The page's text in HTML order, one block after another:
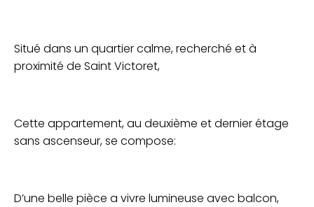
Situé dans un quartier calme, recherché et à
proximité de Saint Victoret,
Cette appartement, au deuxième et dernier étage
sans ascenseur, se compose:
D’une belle pièce a vivre lumineuse avec balcon,